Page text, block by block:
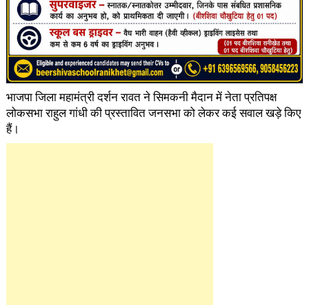
भाजपा जिला महामंत्री दर्शन रावत ने सिमकनी मैदान में नेता प्रतिपक्ष
लोकसभा राहुल गांधी की प्रस्तावित जनसभा को लेकर कई सवाल खड़े किए
हैं।